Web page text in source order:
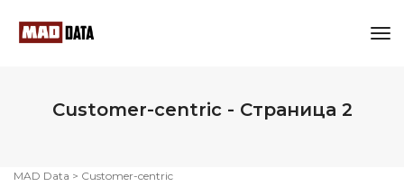
Customer-centric - Страница 2
MAD Data > Customer-centric